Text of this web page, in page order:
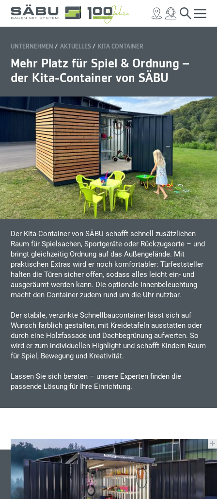
UNTERNEHMEN AKTUELLES KITA CONTAINER
Mehr Platz für Spiel & Ordnung –
der Kita-Container von SÄBU
Der Kita-Container von SÄBU schafft schnell zusätzlichen
Raum für Spielsachen, Sportgeräte oder Rückzugsorte – und
bringt gleichzeitig Ordnung auf das Außengelände. Mit
praktischen Extras wird er noch komfortabler: Türfeststeller
halten die Türen sicher offen, sodass alles leicht ein- und
ausgeräumt werden kann. Die optionale Innenbeleuchtung
macht den Container zudem rund um die Uhr nutzbar.
Der stabile, verzinkte Schnellbaucontainer lässt sich auf
Wunsch farblich gestalten, mit Kreidetafeln ausstatten oder
durch eine Holzfassade und Dachbegrünung aufwerten. So
wird er zum individuellen Highlight und schafft Kindern Raum
für Spiel, Bewegung und Kreativität.
Lassen Sie sich beraten – unsere Experten finden die
passende Lösung für Ihre Einrichtung.